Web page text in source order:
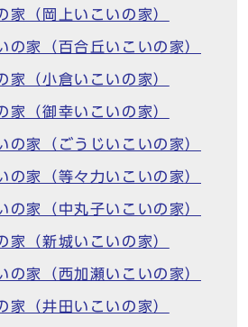
家（岡上いこいの家）
の家（百合丘いこいの家）
家（小倉いこいの家）
家（御幸いこいの家）
の家（ごうじいこいの家）
の家（等々力いこいの家）
の家（中丸子いこいの家）
家（新城いこいの家）
の家（西加瀬いこいの家）
家（井田いこいの家）